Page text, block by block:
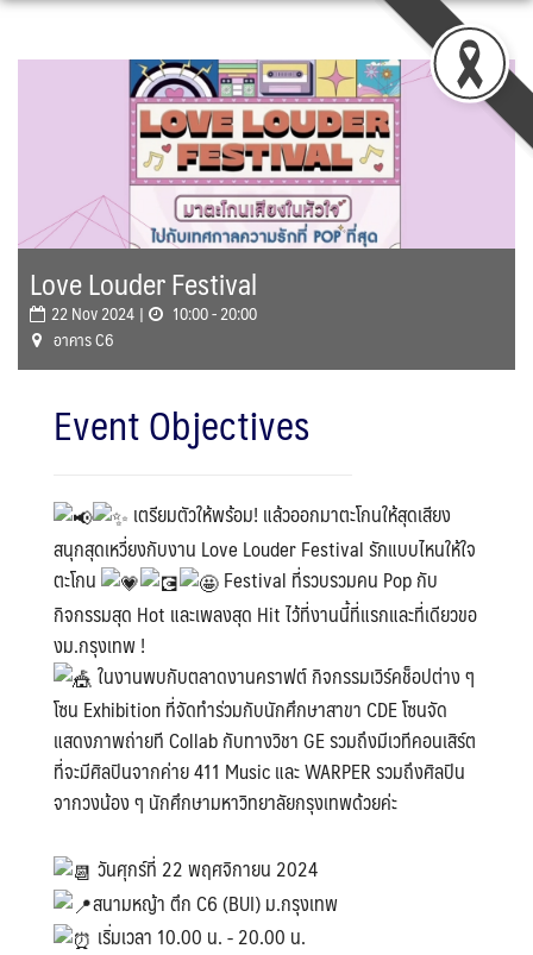
Skip
Love Louder Festival
22 Nov 2024 |
10:00 - 20:00
อาคาร C6
Event Objectives
เตรียมตัวให้พร้อม! แล้วออกมาตะโกนให้สุดเสียง
สนุกสุดเหวี่ยงกับงาน Love Louder Festival รักแบบไหนให้ใจ
ตะโกน
Festival ที่รวบรวมคน Pop กับ
กิจกรรมสุด Hot และเพลงสุด Hit ไว้ที่งานนี้ที่แรกและที่เดียวขอ
งม.กรุงเทพ !
ในงานพบกับตลาดงานคราฟต์ กิจกรรมเวิร์คช็อปต่าง ๆ
โซน Exhibition ที่จัดทำร่วมกับนักศึกษาสาขา CDE โซนจัด
แสดงภาพถ่ายที Collab กับทางวิชา GE รวมถึงมีเวทีคอนเสิร์ต
ที่จะมีศิลปินจากค่าย 411 Music และ WARPER รวมถึงศิลปิน
จากวงน้อง ๆ นักศึกษามหาวิทยาลัยกรุงเทพด้วยค่ะ
วันศุกร์ที่ 22 พฤศจิกายน 2024
สนามหญ้า ตึก C6 (BUI) ม.กรุงเทพ
เริ่มเวลา 10.00 น. - 20.00 น.